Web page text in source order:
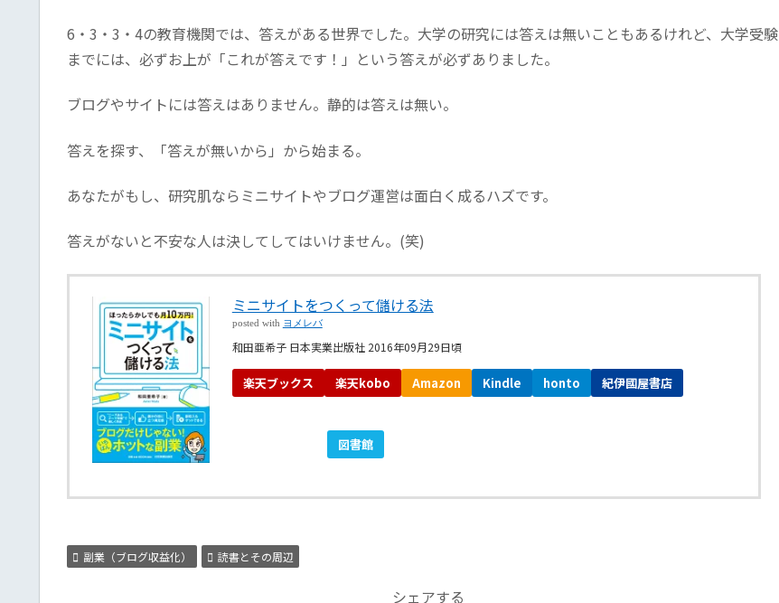
6・3・3・4の教育機関では、答えがある世界でした。大学の研究には答えは無いこともあるけれど、大学受験
までには、必ずお上が「これが答えです！」という答えが必ずありました。
ブログやサイトには答えはありません。静的は答えは無い。
答えを探す、「答えが無いから」から始まる。
あなたがもし、研究肌ならミニサイトやブログ運営は面白く成るハズです。
答えがないと不安な人は決してしてはいけません。(笑)
ミニサイトをつくって儲ける法
posted with ヨメレバ
和田亜希子 日本実業出版社 2016年09月29日頃
楽天ブックス 楽天kobo Amazon Kindle honto 紀伊國屋書店
図書館
副業（ブログ収益化） 読書とその周辺
シェアする